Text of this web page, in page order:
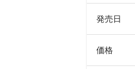
発売日
価格